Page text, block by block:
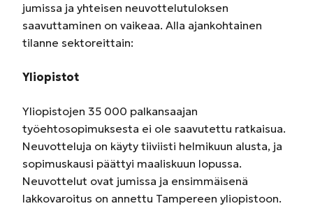
jumissa ja yhteisen neuvottelutuloksen
saavuttaminen on vaikeaa. Alla ajankohtainen
tilanne sektoreittain:
Yliopistot
Yliopistojen 35 000 palkansaajan
työehtosopimuksesta ei ole saavutettu ratkaisua.
Neuvotteluja on käyty tiiviisti helmikuun alusta, ja
sopimuskausi päättyi maaliskuun lopussa.
Neuvottelut ovat jumissa ja ensimmäisenä
lakkovaroitus on annettu Tampereen yliopistoon.